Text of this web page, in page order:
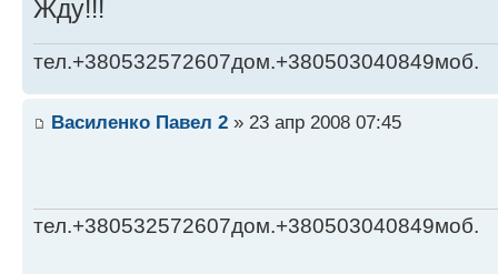
Жду!!!
тел.+380532572607дом.+380503040849моб.
Василенко Павел 2 » 23 апр 2008 07:45
тел.+380532572607дом.+380503040849моб.